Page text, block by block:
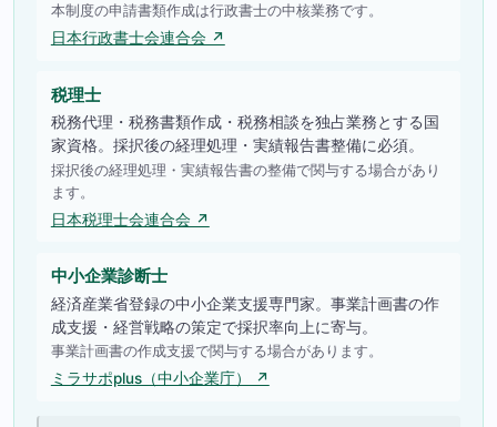
本制度の申請書類作成は行政書士の中核業務です。
日本行政書士会連合会 ↗
税理士
税務代理・税務書類作成・税務相談を独占業務とする国
家資格。採択後の経理処理・実績報告書整備に必須。
採択後の経理処理・実績報告書の整備で関与する場合があり
ます。
日本税理士会連合会 ↗
中小企業診断士
経済産業省登録の中小企業支援専門家。事業計画書の作
成支援・経営戦略の策定で採択率向上に寄与。
事業計画書の作成支援で関与する場合があります。
ミラサポplus（中小企業庁） ↗